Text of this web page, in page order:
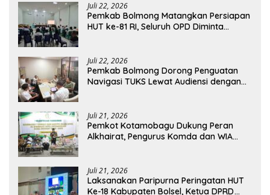
Juli 22, 2026
Pemkab Bolmong Matangkan Persiapan
HUT ke-81 RI, Seluruh OPD Diminta
Juli 22, 2026
Pemkab Bolmong Dorong Penguatan
Navigasi TUKS Lewat Audiensi dengan
Juli 21, 2026
Pemkot Kotamobagu Dukung Peran
Alkhairat, Pengurus Komda dan WIA
Juli 21, 2026
Laksanakan Paripurna Peringatan HUT
Ke-18 Kabupaten Bolsel, Ketua DPRD